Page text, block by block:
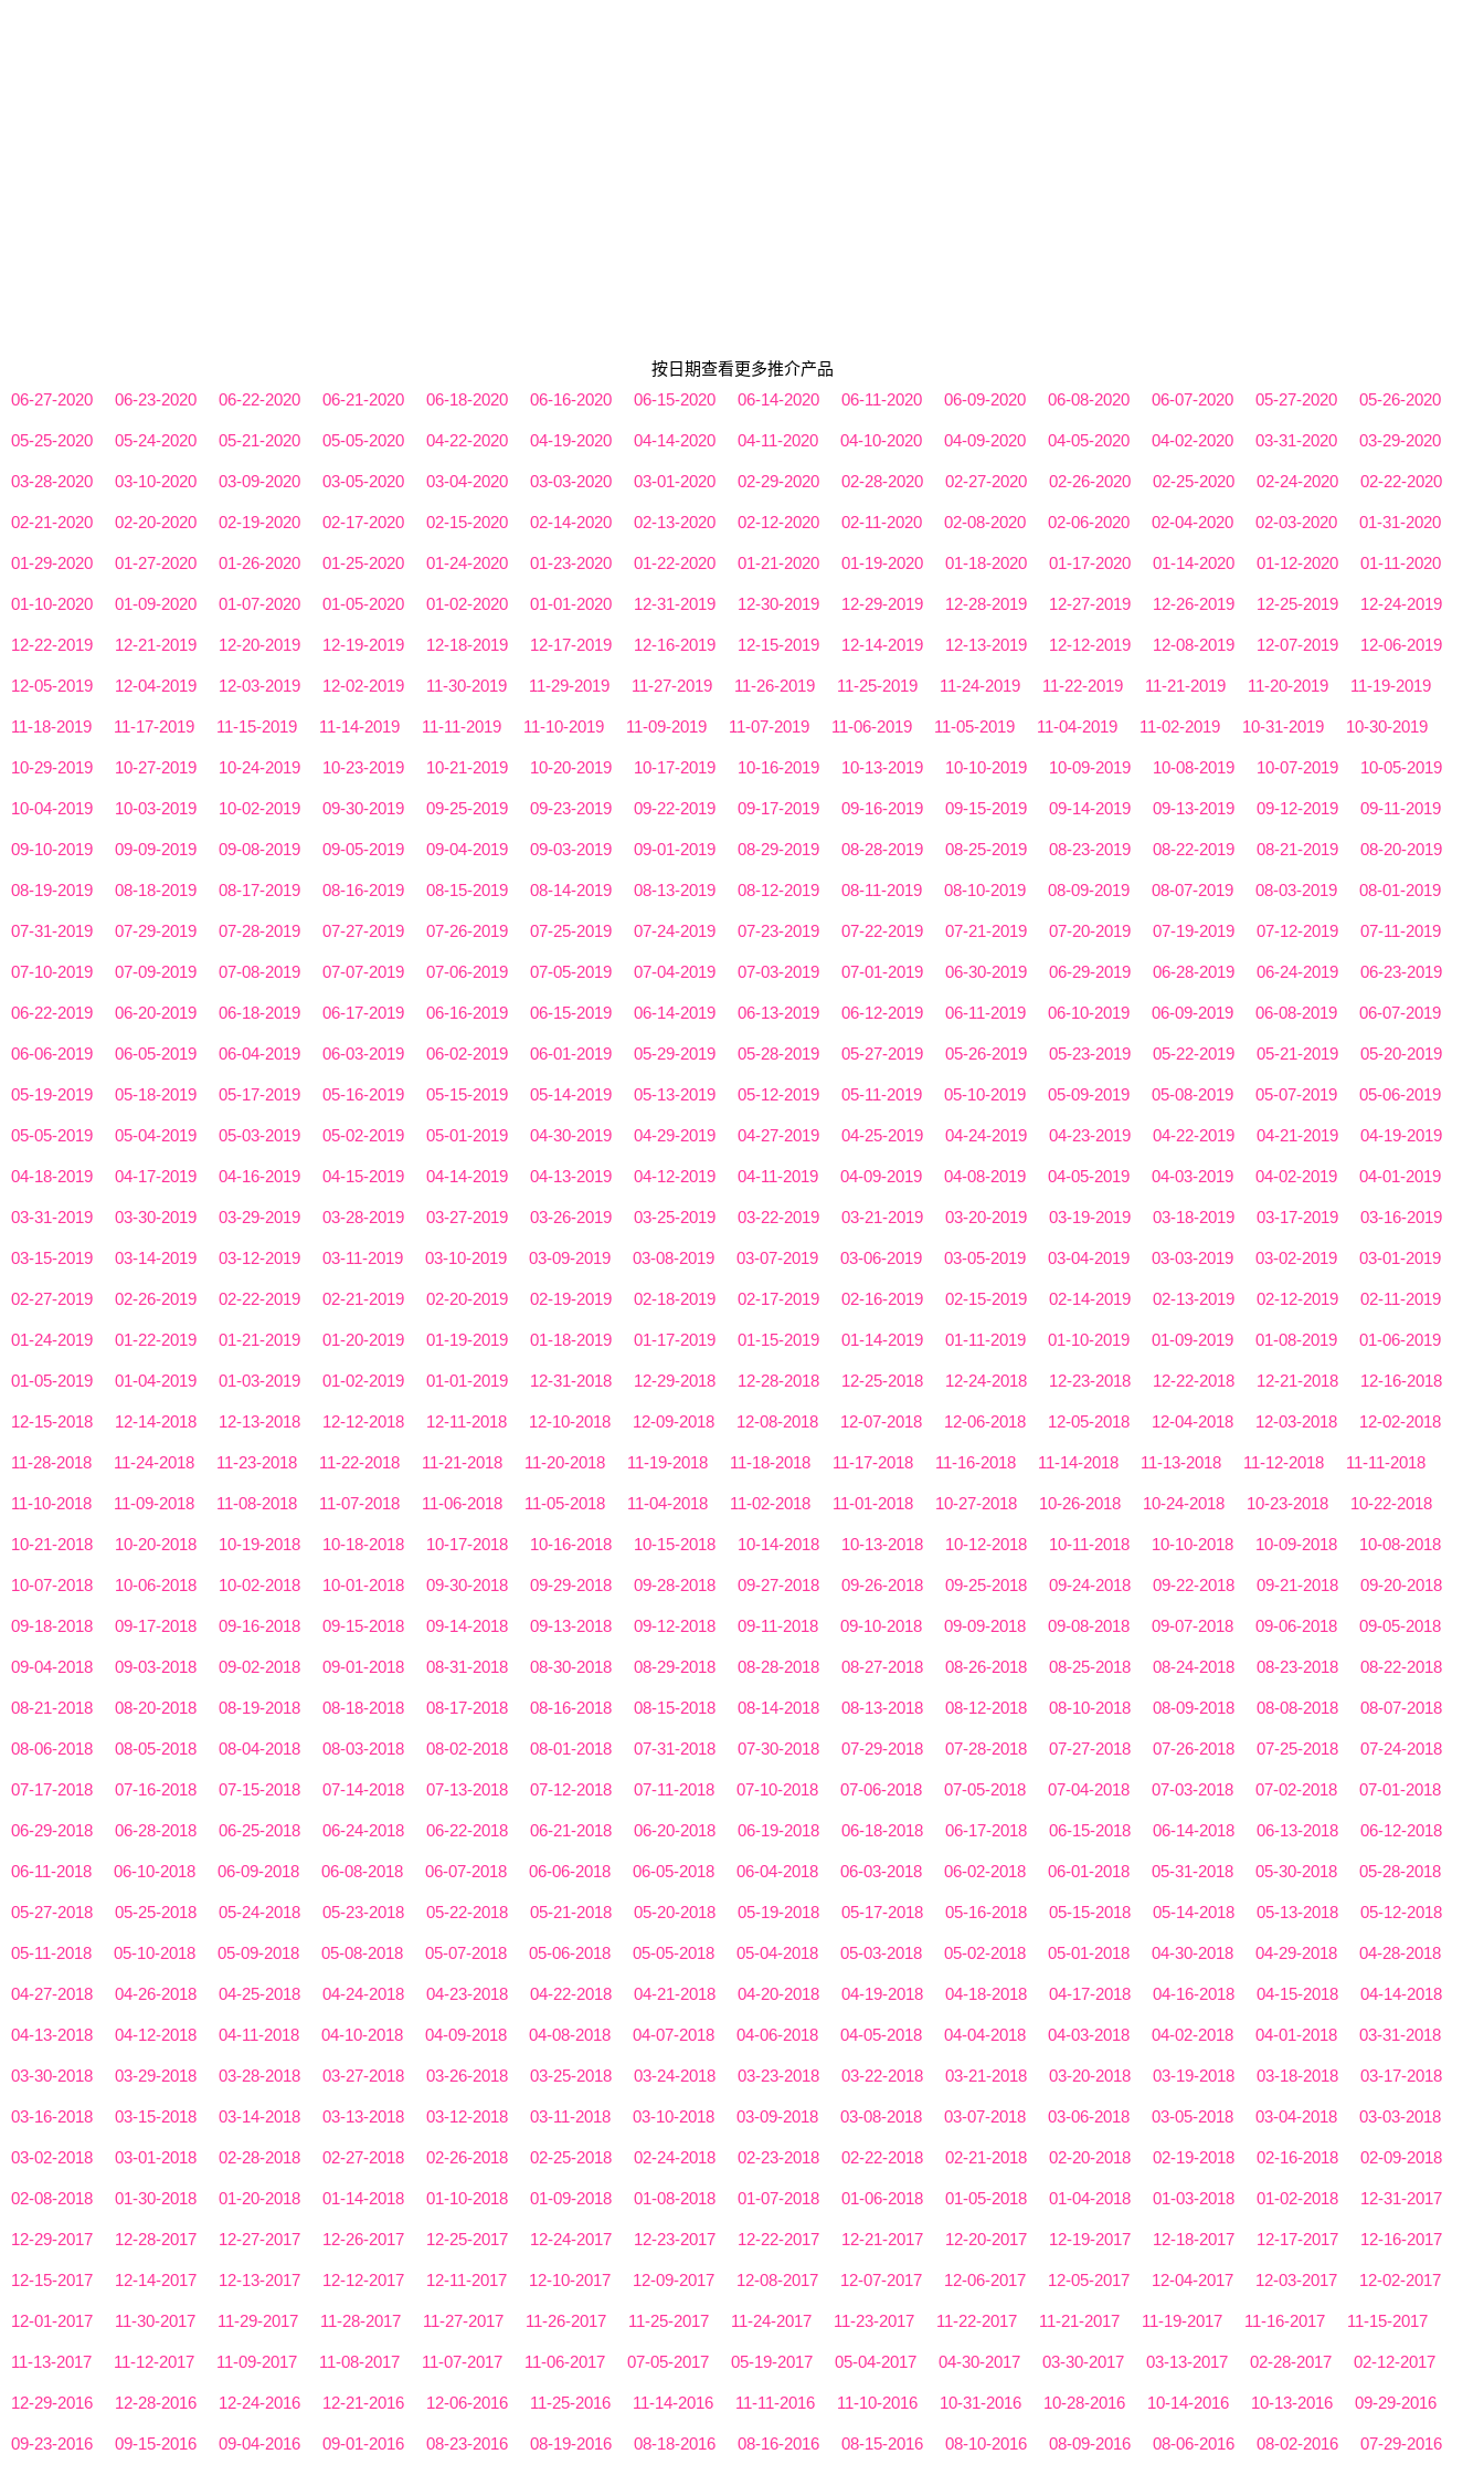
按日期查看更多推介产品
06-27-2020
06-23-2020 06-22-2020 06-21-2020 06-18-2020 06-16-2020 06-15-2020 06-14-2020 06-11-2020 06-09-2020 06-08-2020 06-07-2020 05-27-2020 05-26-2020
05-25-2020 05-24-2020 05-21-2020 05-05-2020 04-22-2020 04-19-2020 04-14-2020 04-11-2020 04-10-2020 04-09-2020 04-05-2020 04-02-2020 03-31-2020 03-29-2020
03-28-2020 03-10-2020 03-09-2020 03-05-2020 03-04-2020 03-03-2020 03-01-2020 02-29-2020 02-28-2020 02-27-2020 02-26-2020 02-25-2020 02-24-2020 02-22-2020
02-21-2020 02-20-2020 02-19-2020 02-17-2020 02-15-2020 02-14-2020 02-13-2020 02-12-2020 02-11-2020 02-08-2020 02-06-2020 02-04-2020 02-03-2020 01-31-2020
01-29-2020 01-27-2020 01-26-2020 01-25-2020 01-24-2020 01-23-2020 01-22-2020 01-21-2020 01-19-2020 01-18-2020 01-17-2020 01-14-2020 01-12-2020 01-11-2020
01-10-2020 01-09-2020 01-07-2020 01-05-2020 01-02-2020 01-01-2020 12-31-2019 12-30-2019 12-29-2019 12-28-2019 12-27-2019 12-26-2019 12-25-2019 12-24-2019
12-22-2019 12-21-2019 12-20-2019 12-19-2019 12-18-2019 12-17-2019 12-16-2019 12-15-2019 12-14-2019 12-13-2019 12-12-2019 12-08-2019 12-07-2019 12-06-2019
12-05-2019 12-04-2019 12-03-2019 12-02-2019 11-30-2019 11-29-2019 11-27-2019 11-26-2019 11-25-2019 11-24-2019 11-22-2019 11-21-2019 11-20-2019 11-19-2019
11-18-2019 11-17-2019 11-15-2019 11-14-2019 11-11-2019 11-10-2019 11-09-2019 11-07-2019 11-06-2019 11-05-2019 11-04-2019 11-02-2019 10-31-2019 10-30-2019
10-29-2019 10-27-2019 10-24-2019 10-23-2019 10-21-2019 10-20-2019 10-17-2019 10-16-2019 10-13-2019 10-10-2019 10-09-2019 10-08-2019 10-07-2019 10-05-2019
10-04-2019 10-03-2019 10-02-2019 09-30-2019 09-25-2019 09-23-2019 09-22-2019 09-17-2019 09-16-2019 09-15-2019 09-14-2019 09-13-2019 09-12-2019 09-11-2019
09-10-2019 09-09-2019 09-08-2019 09-05-2019 09-04-2019 09-03-2019 09-01-2019 08-29-2019 08-28-2019 08-25-2019 08-23-2019 08-22-2019 08-21-2019 08-20-2019
08-19-2019 08-18-2019 08-17-2019 08-16-2019 08-15-2019 08-14-2019 08-13-2019 08-12-2019 08-11-2019 08-10-2019 08-09-2019 08-07-2019 08-03-2019 08-01-2019
07-31-2019 07-29-2019 07-28-2019 07-27-2019 07-26-2019 07-25-2019 07-24-2019 07-23-2019 07-22-2019 07-21-2019 07-20-2019 07-19-2019 07-12-2019 07-11-2019
07-10-2019 07-09-2019 07-08-2019 07-07-2019 07-06-2019 07-05-2019 07-04-2019 07-03-2019 07-01-2019 06-30-2019 06-29-2019 06-28-2019 06-24-2019 06-23-2019
06-22-2019 06-20-2019 06-18-2019 06-17-2019 06-16-2019 06-15-2019 06-14-2019 06-13-2019 06-12-2019 06-11-2019 06-10-2019 06-09-2019 06-08-2019 06-07-2019
06-06-2019 06-05-2019 06-04-2019 06-03-2019 06-02-2019 06-01-2019 05-29-2019 05-28-2019 05-27-2019 05-26-2019 05-23-2019 05-22-2019 05-21-2019 05-20-2019
05-19-2019 05-18-2019 05-17-2019 05-16-2019 05-15-2019 05-14-2019 05-13-2019 05-12-2019 05-11-2019 05-10-2019 05-09-2019 05-08-2019 05-07-2019 05-06-2019
05-05-2019 05-04-2019 05-03-2019 05-02-2019 05-01-2019 04-30-2019 04-29-2019 04-27-2019 04-25-2019 04-24-2019 04-23-2019 04-22-2019 04-21-2019 04-19-2019
04-18-2019 04-17-2019 04-16-2019 04-15-2019 04-14-2019 04-13-2019 04-12-2019 04-11-2019 04-09-2019 04-08-2019 04-05-2019 04-03-2019 04-02-2019 04-01-2019
03-31-2019 03-30-2019 03-29-2019 03-28-2019 03-27-2019 03-26-2019 03-25-2019 03-22-2019 03-21-2019 03-20-2019 03-19-2019 03-18-2019 03-17-2019 03-16-2019
03-15-2019 03-14-2019 03-12-2019 03-11-2019 03-10-2019 03-09-2019 03-08-2019 03-07-2019 03-06-2019 03-05-2019 03-04-2019 03-03-2019 03-02-2019 03-01-2019
02-27-2019 02-26-2019 02-22-2019 02-21-2019 02-20-2019 02-19-2019 02-18-2019 02-17-2019 02-16-2019 02-15-2019 02-14-2019 02-13-2019 02-12-2019 02-11-2019
01-24-2019 01-22-2019 01-21-2019 01-20-2019 01-19-2019 01-18-2019 01-17-2019 01-15-2019 01-14-2019 01-11-2019 01-10-2019 01-09-2019 01-08-2019 01-06-2019
01-05-2019 01-04-2019 01-03-2019 01-02-2019 01-01-2019 12-31-2018 12-29-2018 12-28-2018 12-25-2018 12-24-2018 12-23-2018 12-22-2018 12-21-2018 12-16-2018
12-15-2018 12-14-2018 12-13-2018 12-12-2018 12-11-2018 12-10-2018 12-09-2018 12-08-2018 12-07-2018 12-06-2018 12-05-2018 12-04-2018 12-03-2018 12-02-2018
11-28-2018 11-24-2018 11-23-2018 11-22-2018 11-21-2018 11-20-2018 11-19-2018 11-18-2018 11-17-2018 11-16-2018 11-14-2018 11-13-2018 11-12-2018 11-11-2018
11-10-2018 11-09-2018 11-08-2018 11-07-2018 11-06-2018 11-05-2018 11-04-2018 11-02-2018 11-01-2018 10-27-2018 10-26-2018 10-24-2018 10-23-2018 10-22-2018
10-21-2018 10-20-2018 10-19-2018 10-18-2018 10-17-2018 10-16-2018 10-15-2018 10-14-2018 10-13-2018 10-12-2018 10-11-2018 10-10-2018 10-09-2018 10-08-2018
10-07-2018 10-06-2018 10-02-2018 10-01-2018 09-30-2018 09-29-2018 09-28-2018 09-27-2018 09-26-2018 09-25-2018 09-24-2018 09-22-2018 09-21-2018 09-20-2018
09-18-2018 09-17-2018 09-16-2018 09-15-2018 09-14-2018 09-13-2018 09-12-2018 09-11-2018 09-10-2018 09-09-2018 09-08-2018 09-07-2018 09-06-2018 09-05-2018
09-04-2018 09-03-2018 09-02-2018 09-01-2018 08-31-2018 08-30-2018 08-29-2018 08-28-2018 08-27-2018 08-26-2018 08-25-2018 08-24-2018 08-23-2018 08-22-2018
08-21-2018 08-20-2018 08-19-2018 08-18-2018 08-17-2018 08-16-2018 08-15-2018 08-14-2018 08-13-2018 08-12-2018 08-10-2018 08-09-2018 08-08-2018 08-07-2018
08-06-2018 08-05-2018 08-04-2018 08-03-2018 08-02-2018 08-01-2018 07-31-2018 07-30-2018 07-29-2018 07-28-2018 07-27-2018 07-26-2018 07-25-2018 07-24-2018
07-17-2018 07-16-2018 07-15-2018 07-14-2018 07-13-2018 07-12-2018 07-11-2018 07-10-2018 07-06-2018 07-05-2018 07-04-2018 07-03-2018 07-02-2018 07-01-2018
06-29-2018 06-28-2018 06-25-2018 06-24-2018 06-22-2018 06-21-2018 06-20-2018 06-19-2018 06-18-2018 06-17-2018 06-15-2018 06-14-2018 06-13-2018 06-12-2018
06-11-2018 06-10-2018 06-09-2018 06-08-2018 06-07-2018 06-06-2018 06-05-2018 06-04-2018 06-03-2018 06-02-2018 06-01-2018 05-31-2018 05-30-2018 05-28-2018
05-27-2018 05-25-2018 05-24-2018 05-23-2018 05-22-2018 05-21-2018 05-20-2018 05-19-2018 05-17-2018 05-16-2018 05-15-2018 05-14-2018 05-13-2018 05-12-2018
05-11-2018 05-10-2018 05-09-2018 05-08-2018 05-07-2018 05-06-2018 05-05-2018 05-04-2018 05-03-2018 05-02-2018 05-01-2018 04-30-2018 04-29-2018 04-28-2018
04-27-2018 04-26-2018 04-25-2018 04-24-2018 04-23-2018 04-22-2018 04-21-2018 04-20-2018 04-19-2018 04-18-2018 04-17-2018 04-16-2018 04-15-2018 04-14-2018
04-13-2018 04-12-2018 04-11-2018 04-10-2018 04-09-2018 04-08-2018 04-07-2018 04-06-2018 04-05-2018 04-04-2018 04-03-2018 04-02-2018 04-01-2018 03-31-2018
03-30-2018 03-29-2018 03-28-2018 03-27-2018 03-26-2018 03-25-2018 03-24-2018 03-23-2018 03-22-2018 03-21-2018 03-20-2018 03-19-2018 03-18-2018 03-17-2018
03-16-2018 03-15-2018 03-14-2018 03-13-2018 03-12-2018 03-11-2018 03-10-2018 03-09-2018 03-08-2018 03-07-2018 03-06-2018 03-05-2018 03-04-2018 03-03-2018
03-02-2018 03-01-2018 02-28-2018 02-27-2018 02-26-2018 02-25-2018 02-24-2018 02-23-2018 02-22-2018 02-21-2018 02-20-2018 02-19-2018 02-16-2018 02-09-2018
02-08-2018 01-30-2018 01-20-2018 01-14-2018 01-10-2018 01-09-2018 01-08-2018 01-07-2018 01-06-2018 01-05-2018 01-04-2018 01-03-2018 01-02-2018 12-31-2017
12-29-2017 12-28-2017 12-27-2017 12-26-2017 12-25-2017 12-24-2017 12-23-2017 12-22-2017 12-21-2017 12-20-2017 12-19-2017 12-18-2017 12-17-2017 12-16-2017
12-15-2017 12-14-2017 12-13-2017 12-12-2017 12-11-2017 12-10-2017 12-09-2017 12-08-2017 12-07-2017 12-06-2017 12-05-2017 12-04-2017 12-03-2017 12-02-2017
12-01-2017 11-30-2017 11-29-2017 11-28-2017 11-27-2017 11-26-2017 11-25-2017 11-24-2017 11-23-2017 11-22-2017 11-21-2017 11-19-2017 11-16-2017 11-15-2017
11-13-2017 11-12-2017 11-09-2017 11-08-2017 11-07-2017 11-06-2017 07-05-2017 05-19-2017 05-04-2017 04-30-2017 03-30-2017 03-13-2017 02-28-2017 02-12-2017
12-29-2016 12-28-2016 12-24-2016 12-21-2016 12-06-2016 11-25-2016 11-14-2016 11-11-2016 11-10-2016 10-31-2016 10-28-2016 10-14-2016 10-13-2016 09-29-2016
09-23-2016 09-15-2016 09-04-2016 09-01-2016 08-23-2016 08-19-2016 08-18-2016 08-16-2016 08-15-2016 08-10-2016 08-09-2016 08-06-2016 08-02-2016 07-29-2016